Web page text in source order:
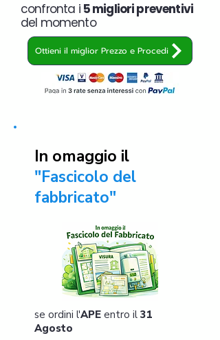
confronta i 5 migliori preventivi
del momento
Ottieni il miglior Prezzo e Procedi
In omaggio il
"Fascicolo del
fabbricato"
se ordini l'APE entro il 31
Agosto